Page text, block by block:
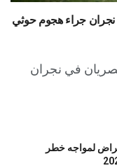
مدنيا بينهم مصريان في نجران
صاروخ اعتراض لمواجه خطر